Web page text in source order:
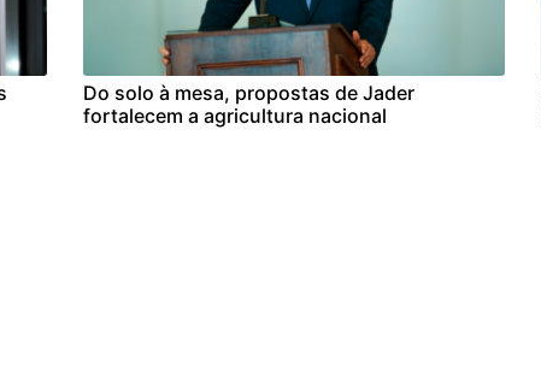
Do solo à mesa, propostas de Jader
fortalecem a agricultura nacional